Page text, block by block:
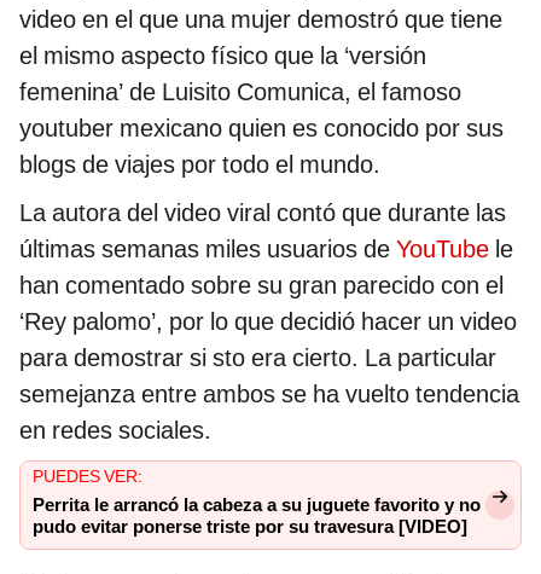
video en el que una mujer demostró que tiene
el mismo aspecto físico que la ‘versión
femenina’ de Luisito Comunica, el famoso
youtuber mexicano quien es conocido por sus
blogs de viajes por todo el mundo.
La autora del video viral contó que durante las
últimas semanas miles usuarios de YouTube le
han comentado sobre su gran parecido con el
‘Rey palomo’, por lo que decidió hacer un video
para demostrar si sto era cierto. La particular
semejanza entre ambos se ha vuelto tendencia
en redes sociales.
PUEDES VER:
Perrita le arrancó la cabeza a su juguete favorito y no
pudo evitar ponerse triste por su travesura [VIDEO]